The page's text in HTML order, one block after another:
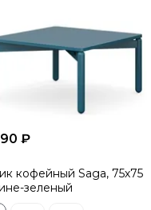
₽
кофейный Saga, 75х75
зеленый